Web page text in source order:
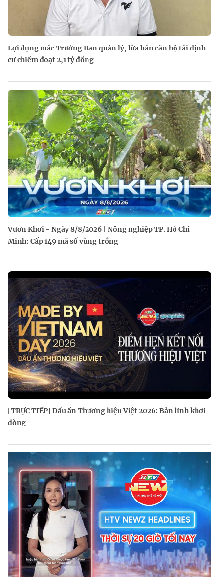
Lợi dụng mác Trưởng Ban quản lý, lừa bán căn hộ tái định
cư chiếm đoạt 2,1 tỷ đồng
Vươn Khơi - Ngày 8/8/2026 | Nông nghiệp TP. Hồ Chí
Minh: Cấp 149 mã số vùng trồng
[TRỰC TIẾP] Dấu ấn Thương hiệu Việt 2026: Bản lĩnh khơi
dòng